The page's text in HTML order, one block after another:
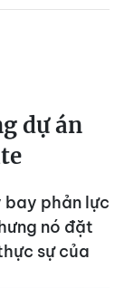
dự án
bay phản lực
nó đặt
sự của